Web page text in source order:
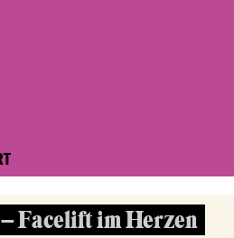
Facelift im Herzen